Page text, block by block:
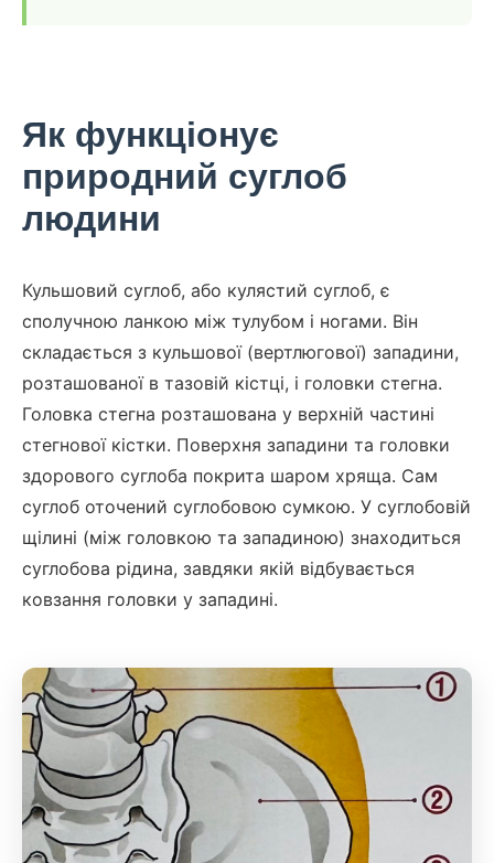
Як функціонує
природний суглоб
людини
Кульшовий суглоб, або кулястий суглоб, є
сполучною ланкою між тулубом і ногами. Він
складається з кульшової (вертлюгової) западини,
розташованої в тазовій кістці, і головки стегна.
Головка стегна розташована у верхній частині
стегнової кістки. Поверхня западини та головки
здорового суглоба покрита шаром хряща. Сам
суглоб оточений суглобовою сумкою. У суглобовій
щілині (між головкою та западиною) знаходиться
суглобова рідина, завдяки якій відбувається
ковзання головки у западині.